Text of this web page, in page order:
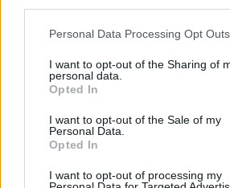
Personal Data Processing Opt Outs
I want to opt-out of the Sharing of
personal data.
Opted In
I want to opt-out of the Sale of my
Personal Data.
Opted In
I want to opt-out of processing my
Οι ειδικοί εξηγούν: Το κλιματιστικό
θερμοκρασία, ο ανεμιστήρας οροφής
02:30
Αυξάνονται οι ενδείξεις για ζωή στον
Ειδικός λέει ποια φυτά να βάλεις στο